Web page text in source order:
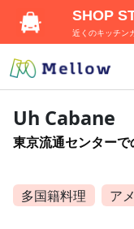
Uh Cabane
東京流通センター
多国籍料理 ア
SHOP
近くのキッチン